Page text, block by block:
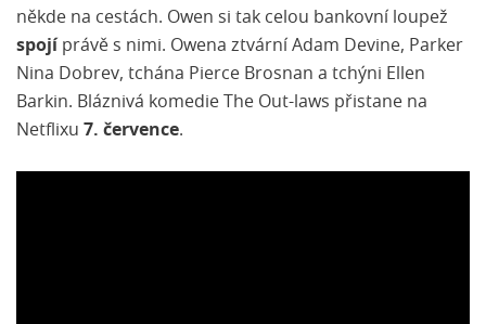
někde na cestách. Owen si tak celou bankovní loupež
spojí právě s nimi. Owena ztvární Adam Devine, Parker
Nina Dobrev, tchána Pierce Brosnan a tchýni Ellen
Barkin. Bláznivá komedie The Out-laws přistane na
Netflixu 7. července.